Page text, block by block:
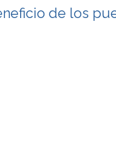
de los